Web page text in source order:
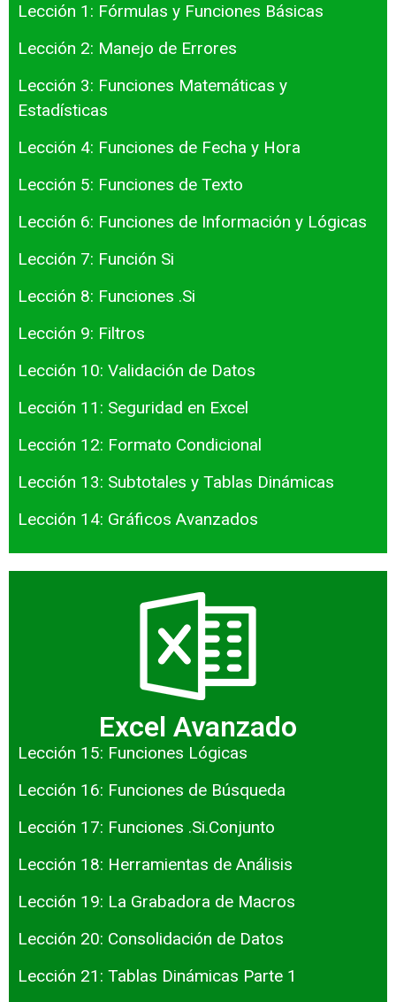
Lección 1: Fórmulas y Funciones Básicas
Lección 2: Manejo de Errores
Lección 3: Funciones Matemáticas y
Estadísticas
Lección 4: Funciones de Fecha y Hora
Lección 5: Funciones de Texto
Lección 6: Funciones de Información y Lógicas
Lección 7: Función Si
Lección 8: Funciones .Si
Lección 9: Filtros
Lección 10: Validación de Datos
Lección 11: Seguridad en Excel
Lección 12: Formato Condicional
Lección 13: Subtotales y Tablas Dinámicas
Lección 14: Gráficos Avanzados
Excel Avanzado
Lección 15: Funciones Lógicas
Lección 16: Funciones de Búsqueda
Lección 17: Funciones .Si.Conjunto
Lección 18: Herramientas de Análisis
Lección 19: La Grabadora de Macros
Lección 20: Consolidación de Datos
Lección 21: Tablas Dinámicas Parte 1